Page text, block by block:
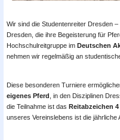
Wir sind die Studentenreiter Dresden
Dresden, die ihre Begeisterung für
Hochschulreitgruppe im Deutschen
nehmen wir regelmäßig an
Diese besonderen Turniere
eigenes Pferd , in den Disziplinen
die Teilnahme ist das Reitabzeichen 4
unseres Vereinslebens ist die